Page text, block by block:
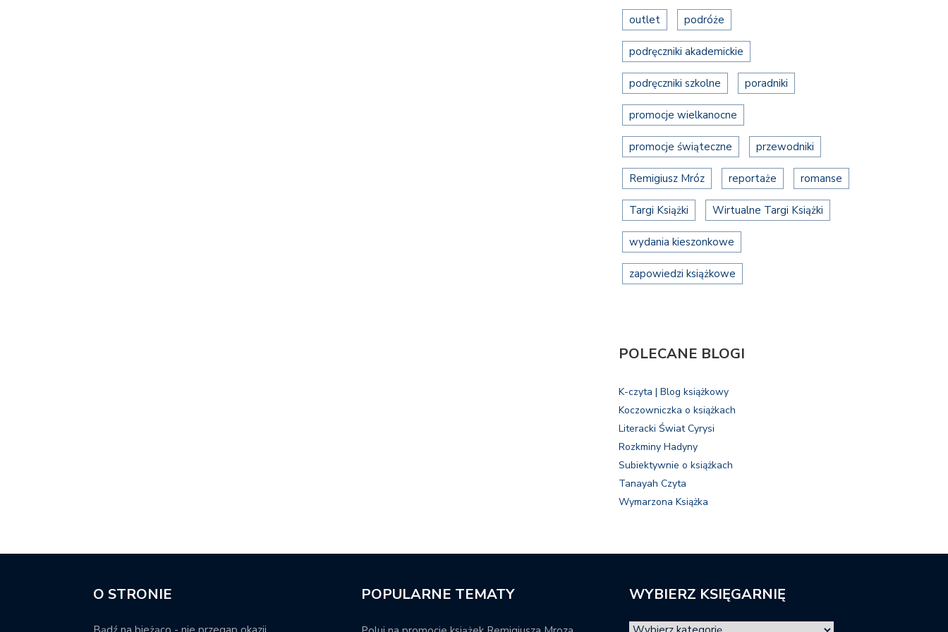
outlet podróże
podręczniki akademickie
podręczniki szkolne poradniki
promocje wielkanocne
promocje świąteczne przewodniki
Remigiusz Mróz reportaże romanse
Targi Książki Wirtualne Targi Książki
wydania kieszonkowe
zapowiedzi książkowe
POLECANE BLOGI
K-czyta | Blog książkowy
Koczowniczka o książkach
Literacki Świat Cyrysi
Rozkminy Hadyny
Subiektywnie o książkach
Tanayah Czyta
Wymarzona Książka
O STRONIE POPULARNE TEMATY WYBIERZ KSIĘGARNIĘ